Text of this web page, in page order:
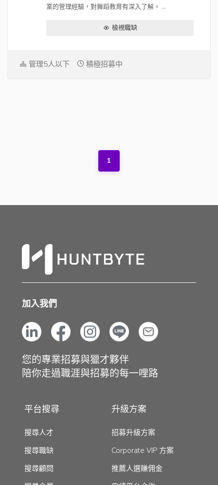
業的管理經驗，對舞蹈教育有深入了解。 ...
檢視職缺
管理5人以下 積極招募中
1
加入我們
您的專業招募與獵才夥伴
陪你走過職涯與招募的每一哩路
平台搜尋
搜尋人才
搜尋職缺
搜尋顧問
升級方案
招募升級方案
Corporate VIP 方案
推薦人選賺佣金